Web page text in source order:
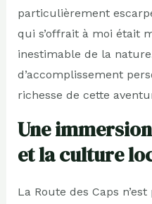
particulièrement
qui s’offrait à moi était
inestimable de la
d’accomplissement
richesse de cette
Une
et la culture
La Route des Caps